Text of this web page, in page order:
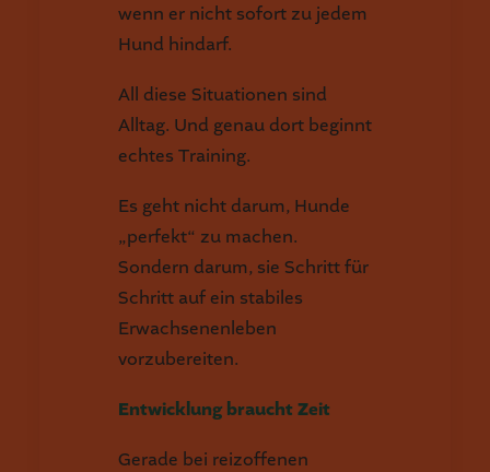
wenn er nicht sofort zu jedem
Hund hindarf.
All diese Situationen sind
Alltag. Und genau dort beginnt
echtes Training.
Es geht nicht darum, Hunde
„perfekt“ zu machen.
Sondern darum, sie Schritt für
Schritt auf ein stabiles
Erwachsenenleben
vorzubereiten.
Entwicklung braucht Zeit
Gerade bei reizoffenen